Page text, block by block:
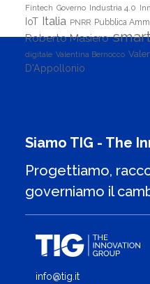
Fintech Governo Industria 4.0
IoT Italia PNRR Pubblica
Roberto Masiero
digitale Valentina Bernocco
D'Appollonio
Siamo TIG - The
Progettiamo,
governiamo il
info@tig.it